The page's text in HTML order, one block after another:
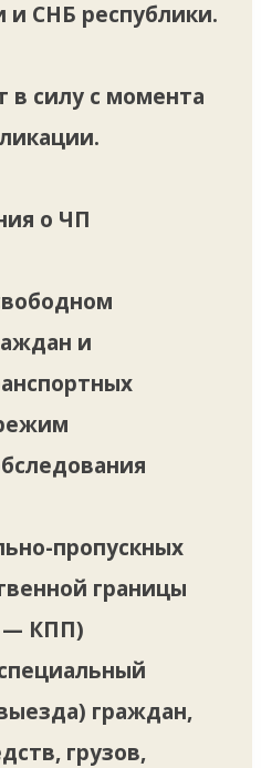
и СНБ республики.
в силу с момента
о ЧП
и
пропускных
границы
— КПП)
граждан,
грузов,